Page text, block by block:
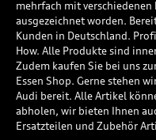
mehrfach mit
ausgezeichnet worden.
Kunden in Deutschland.
How. Alle Produkte sind
Zudem kaufen Sie bei uns
Essen Shop. Gerne stehen
Audi bereit. Alle Artikel
abholen, wir bieten Ihnen
Ersatzteilen und Zubehör